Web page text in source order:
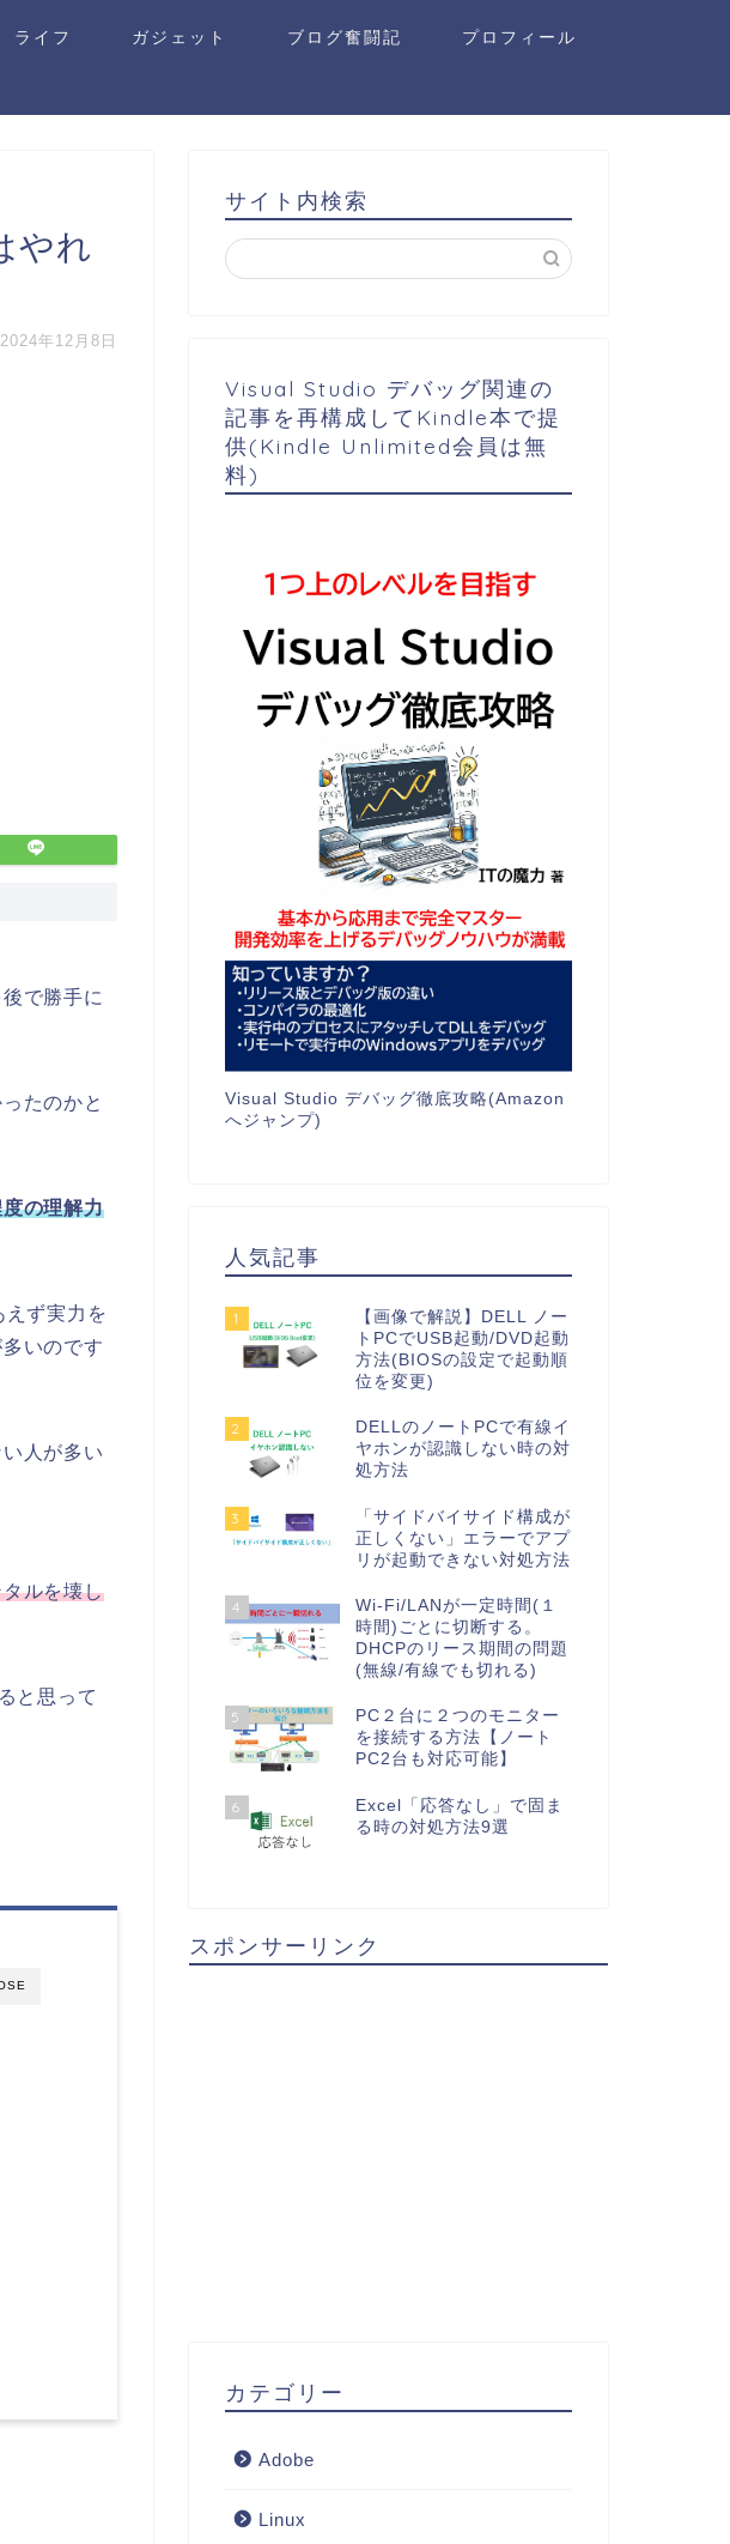
ライフ ガジェット ブログ奮闘記 プロフィール
やれ
2024年12月8日
で勝手に
たのかと
の理解力
ず実力を
いのです
人が多い
ルを壊し
と思って
サイト内検索
Visual Studio デバッグ関連の
記事を再構成してKindle本で提
供(Kindle Unlimited会員は無
料)
Visual Studio デバッグ徹底攻略(Amazon
へジャンプ)
人気記事
1
【画像で解説】DELL ノー
トPCでUSB起動/DVD起動
方法(BIOSの設定で起動順
位を変更)
2
DELLのノートPCで有線イ
ヤホンが認識しない時の対
処方法
3
「サイドバイサイド構成が
正しくない」エラーでアプ
リが起動できない対処方法
4
Wi-Fi/LANが一定時間(１
時間)ごとに切断する。
DHCPのリース期間の問題
(無線/有線でも切れる)
5
PC２台に２つのモニター
を接続する方法【ノート
PC2台も対応可能】
6
Excel「応答なし」で固ま
る時の対処方法9選
スポンサーリンク
カテゴリー
Adobe
Linux